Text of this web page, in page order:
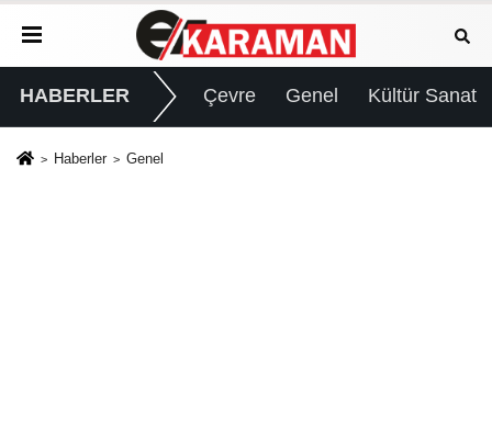
HABERLER Çevre Genel Kültür Sanat
Haberler Genel